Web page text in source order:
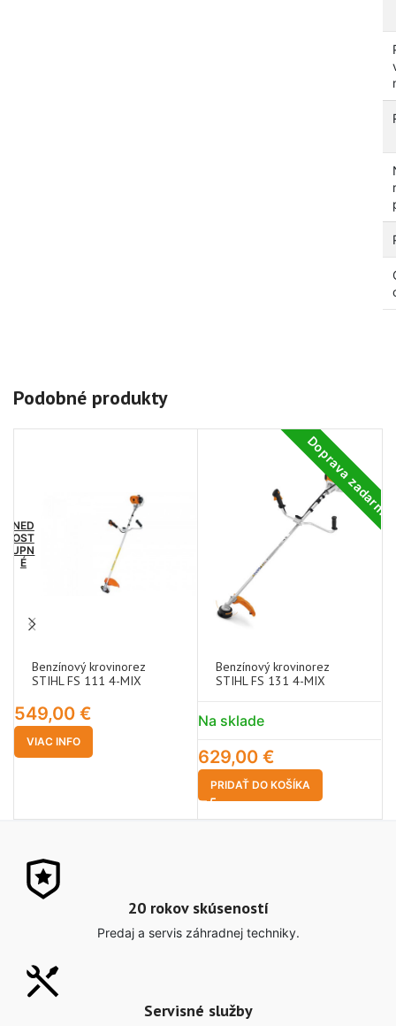
Podobné produkty
NED
OST
UPN
É
Benzínový krovinorez
STIHL FS 111 4-MIX
549,00 €
VIAC INFO
Doprava zadarmo
Benzínový krovinorez
STIHL FS 131 4-MIX
Na sklade
629,00 €
PRIDAŤ DO KOŠÍKA
20 rokov skúseností
Predaj a servis záhradnej techniky.
Servisné služby